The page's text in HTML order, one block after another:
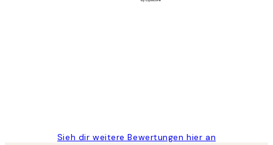
Sieh dir weitere Bewertungen hier an